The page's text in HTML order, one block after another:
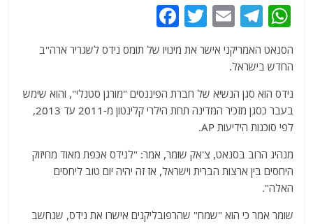
W
at
s
A
p
p
T
e
g
ra
m
E
ai
l
T
itt
er
a
c
e
b
o
k
הסנאט האמריקני אישר את מינויו של תומס נידס לשגריר ארה"ב
החדש בישראל.
נידס הוא סגן הנשיא של חברת הפיננסים "מורגן סטנלי", והוא שימש
בעבר כסגן מזכיר המדינה תחת הילרי קלינטון מ-2011 עד 2013,
לפי סוכנות הידיעות AP.
מנהיג הרוב בסנאט, צ'אק שומר, אמר: "לנידס אכפת מאוד מחיזוק
היחסים בין ארצות הברית וישראל, אז זה יהיה יום טוב ליחסים
האלה".
שומר אמר כי הוא "שמח" שהרפובליקנים אישרו את נידס, שנחשב